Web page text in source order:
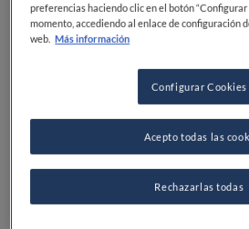
preferencias haciendo clic en el botón
momento, accediendo al enlace de configuración
web. Más información
Configurar Cookies
Rechazarlas todas
Acepto todas las